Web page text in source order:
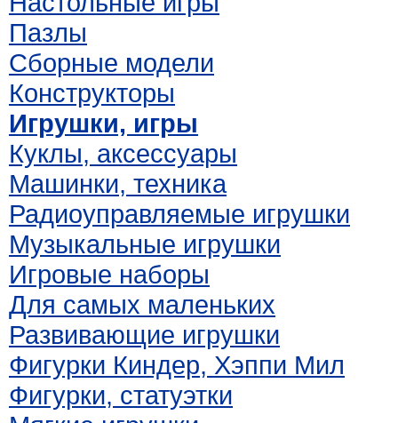
Пазлы
Сборные модели
Конструкторы
Игрушки, игры
Куклы, аксессуары
Машинки, техника
Радиоуправляемые игрушки
Музыкальные игрушки
Игровые наборы
Для самых маленьких
Развивающие игрушки
Фигурки Киндер, Хэппи Мил
Фигурки, статуэтки